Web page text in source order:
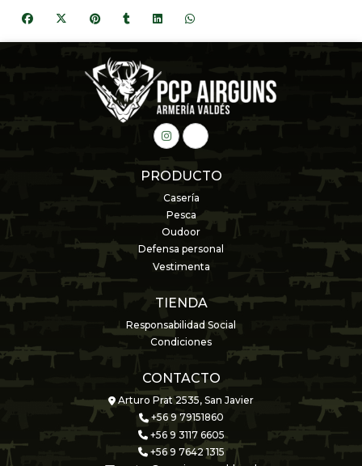
PRODUCTO
Casería
Pesca
Oudoor
Defensa personal
Vestimenta
TIENDA
Responsabilidad Social
Condiciones
CONTACTO
Arturo Prat 2535, San Javier
+56 9 79151860
+56 9 3117 6605
+56 9 7642 1315